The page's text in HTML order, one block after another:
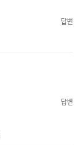
답변
답변